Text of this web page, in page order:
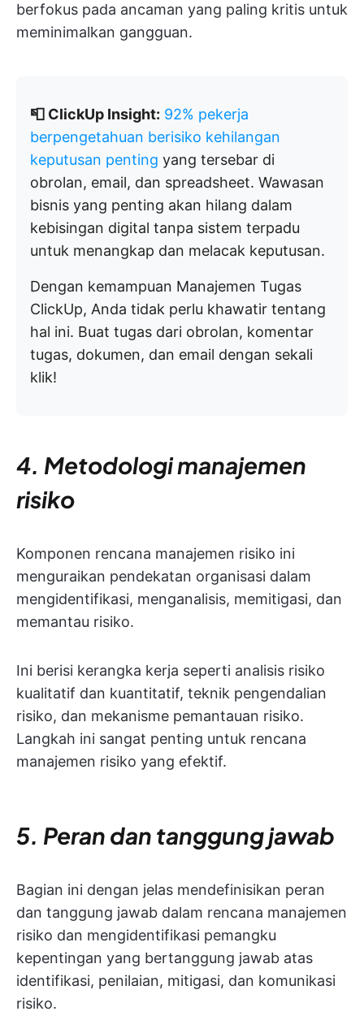
berfokus pada ancaman yang paling kritis untuk
meminimalkan gangguan.
📮 ClickUp Insight: 92% pekerja
berpengetahuan berisiko kehilangan
keputusan penting yang tersebar di
obrolan, email, dan spreadsheet. Wawasan
bisnis yang penting akan hilang dalam
kebisingan digital tanpa sistem terpadu
untuk menangkap dan melacak keputusan.
Dengan kemampuan Manajemen Tugas
ClickUp, Anda tidak perlu khawatir tentang
hal ini. Buat tugas dari obrolan, komentar
tugas, dokumen, dan email dengan sekali
klik!
4. Metodologi manajemen
risiko
Komponen rencana manajemen risiko ini
menguraikan pendekatan organisasi dalam
mengidentifikasi, menganalisis, memitigasi, dan
memantau risiko.
Ini berisi kerangka kerja seperti analisis risiko
kualitatif dan kuantitatif, teknik pengendalian
risiko, dan mekanisme pemantauan risiko.
Langkah ini sangat penting untuk rencana
manajemen risiko yang efektif.
5. Peran dan tanggung jawab
Bagian ini dengan jelas mendefinisikan peran
dan tanggung jawab dalam rencana manajemen
risiko dan mengidentifikasi pemangku
kepentingan yang bertanggung jawab atas
identifikasi, penilaian, mitigasi, dan komunikasi
risiko.